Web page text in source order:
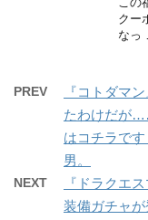
クー
なっ
PREV
『コトダマ
たわけだが
はコチラで
男。
NEXT
『ドラクエ
装備ガチャ